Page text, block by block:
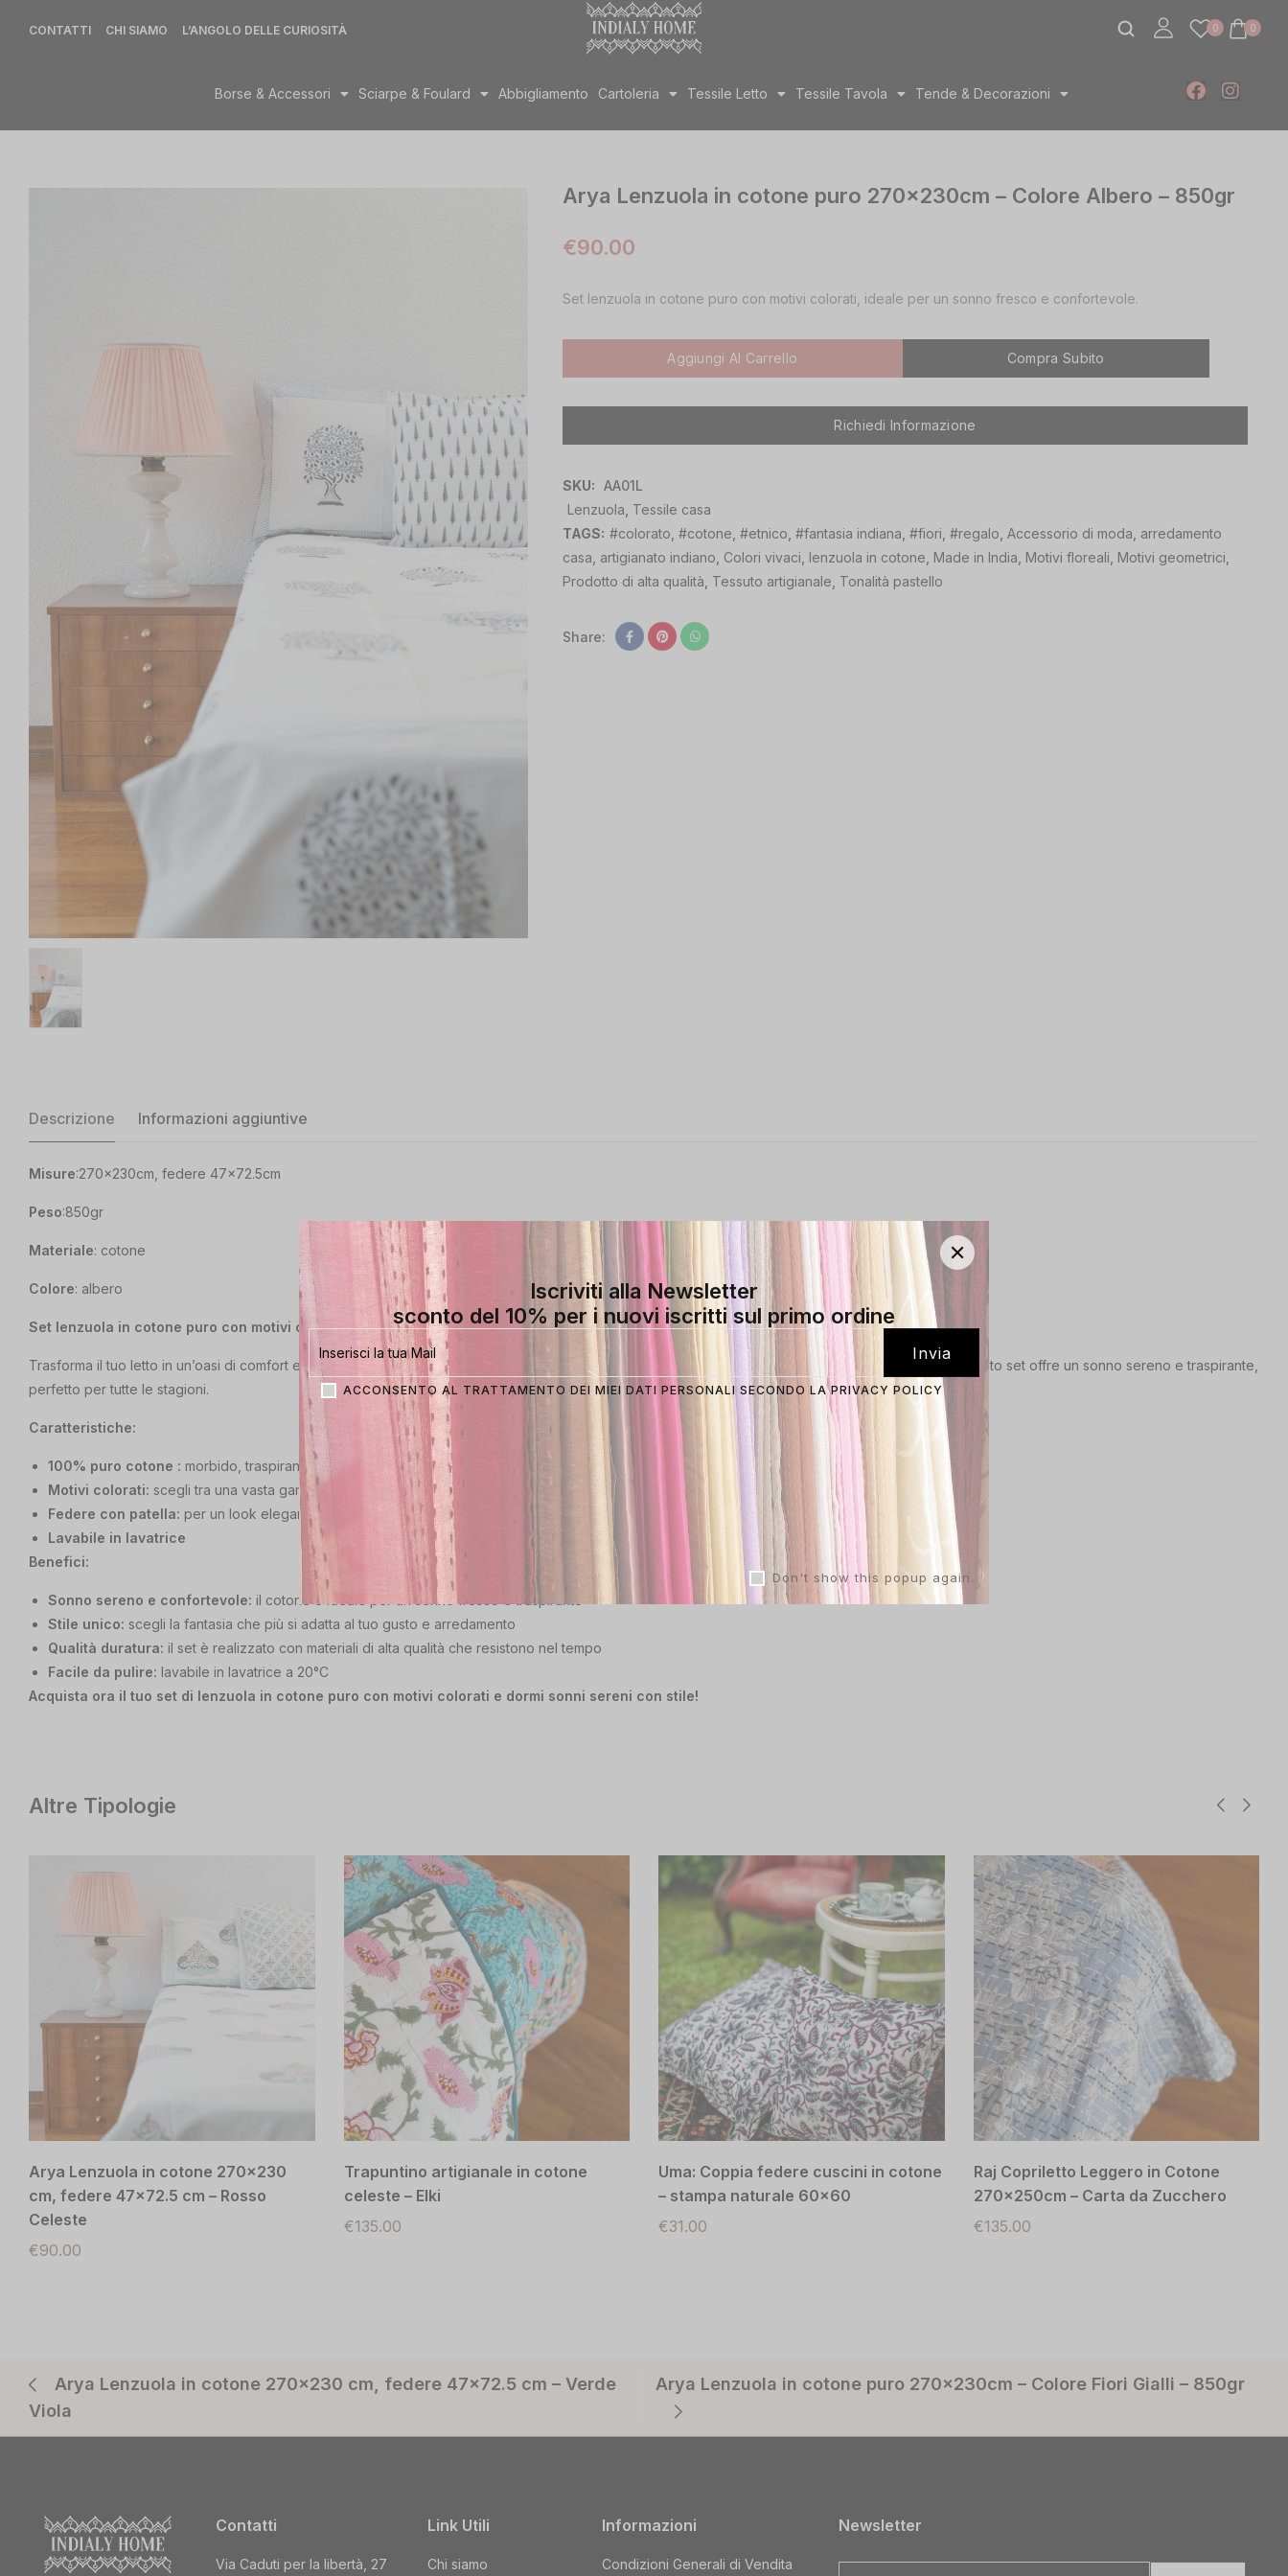
Iscriviti alla Newsletter
sconto del 10% per i nuovi iscritti sul primo ordine
ACCONSENTO AL TRATTAMENTO DEI MIEI DATI PERSONALI SECONDO LAPRIVACY POLICY
Don't show this popup again.
CONTATTI CHI SIAMO L’ANGOLO DELLE CURIOSITÀ 0 0
Borse & Accessori Sciarpe & Foulard Abbigliamento Cartoleria Tessile Letto Tessile Tavola Tende & Decorazioni
Arya Lenzuola in cotone puro 270x230cm – Colore Albero – 850gr
€90.00
Set lenzuola in cotone puro con motivi colorati, ideale per un sonno fresco e confortevole.
Aggiungi Al Carrello Compra Subito
Richiedi Informazione
SKU: AA01L
Lenzuola Tessile casa
TAGS: #colorato #cotone #etnico #fantasia indiana #fiori #regalo Accessorio di moda arredamento
casa artigianato indiano Colori vivaci lenzuola in cotone Made in India Motivi floreali Motivi geometrici
Prodotto di alta qualità Tessuto artigianale Tonalità pastello
Share:
Descrizione Informazioni aggiuntive
Misure:270x230cm, federe 47×72.5cm
Peso:850gr
Materiale: cotone
Colore: albero
Set lenzuola in cotone puro con motivi colorati
Trasforma il tuo letto in un’oasi di comfort e stile con il nostro set di lenzuola in puro cotone con motivi colorati. Realizzato in morbido cotone100%, questo set offre un sonno sereno e traspirante,
perfetto per tutte le stagioni.
Caratteristiche:
100% puro cotone : morbido, traspirante e resistente
Motivi colorati: scegli tra una vasta gamma di fantasie per dare un tocco di vivacità alla tua camera da letto
Federe con patella: per un look elegante e raffinato
Lavabile in lavatrice
Benefici:
Sonno sereno e confortevole: il cotone è ideale per un sonno fresco e traspirante
Stile unico: scegli la fantasia che più si adatta al tuo gusto e arredamento
Qualità duratura: il set è realizzato con materiali di alta qualità che resistono nel tempo
Facile da pulire: lavabile in lavatrice a 20°C
Acquista ora il tuo set di lenzuola in cotone puro con motivi colorati e dormi sonni sereni con stile!
Altre Tipologie
Arya Lenzuola in cotone 270×230
cm, federe 47×72.5 cm – Rosso
Celeste
€90.00
Trapuntino artigianale in cotone
celeste – Elki
€135.00
Uma: Coppia federe cuscini in cotone
– stampa naturale 60×60
€31.00
Raj Copriletto Leggero in Cotone
270x250cm – Carta da Zucchero
€135.00
Arya Lenzuola in cotone 270×230 cm, federe 47×72.5 cm – Verde
Viola
Arya Lenzuola in cotone puro 270x230cm – Colore Fiori Gialli – 850gr
Contatti
Via Caduti per la libertà, 27
Link Utili
Chi siamo
Informazioni
Condizioni Generali di Vendita
Newsletter